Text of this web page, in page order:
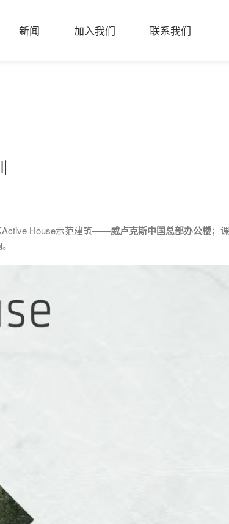
新闻 加入我们 联系我们
Active House示范建筑——威卢克斯中国总部办公楼；